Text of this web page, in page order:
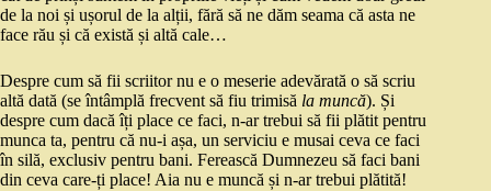
de la noi și ușorul de la alții, fără să ne dăm seama că asta ne
face rău și că există și altă cale…
Despre cum să fii scriitor nu e o meserie adevărată o să scriu
altă dată (se întâmplă frecvent să fiu trimisă la muncă). Și
despre cum dacă îți place ce faci, n-ar trebui să fii plătit pentru
munca ta, pentru că nu-i așa, un serviciu e musai ceva ce faci
în silă, exclusiv pentru bani. Ferească Dumnezeu să faci bani
din ceva care-ți place! Aia nu e muncă și n-ar trebui plătită!